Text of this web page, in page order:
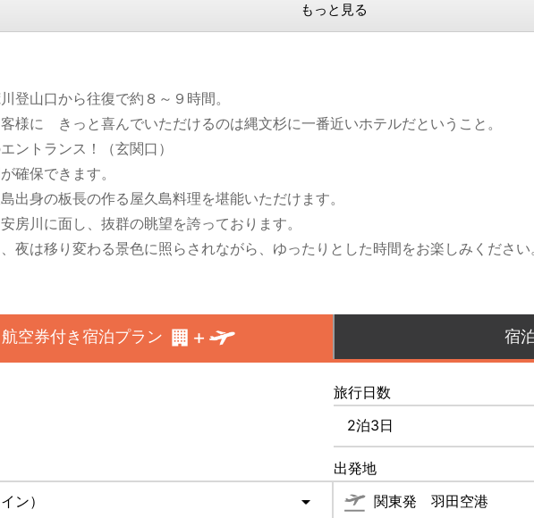
もっと見る
山口から往復で約８～９時間。
様に きっと喜んでいただけるのは縄文杉に一番近いホテルだということ。
ントランス！（玄関口）
確保できます。
出身の板長の作る屋久島料理を堪能いただけます。
房川に面し、抜群の眺望を誇っております。
夜は移り変わる景色に照らされながら、ゆったりとした時間をお楽しみください
航空券付き宿泊プラン 宿
旅行日数
出発地